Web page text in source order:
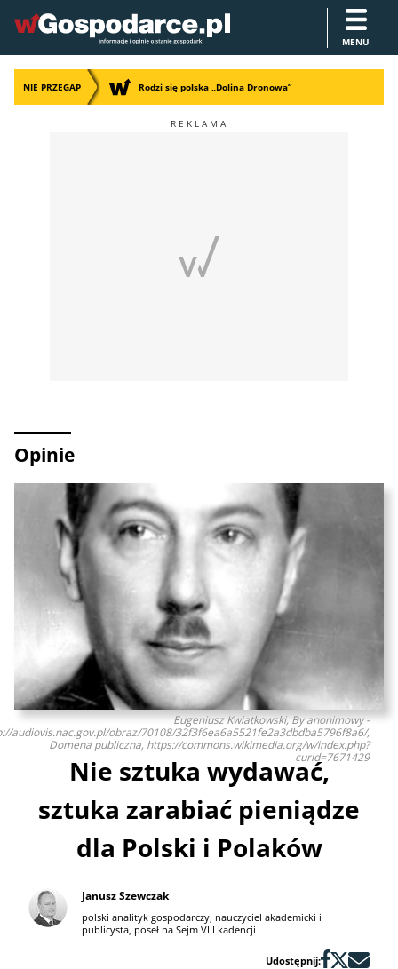
MENU
NIE PRZEGAP Rodzi się polska „Dolina Dronowa”
Opinie
Eugeniusz Kwiatkowski, By anonimowy -
audiovis.nac.gov.pl/obraz/70108/32f3f6ea6a5521fe2a3dbdba5796f8a6/,
Domena publiczna, https://commons.wikimedia.org/w/index.php?
curid=7671429
Nie sztuka wydawać,
sztuka zarabiać pieniądze
dla Polski i Polaków
Janusz Szewczak
polski analityk gospodarczy, nauczyciel akademicki i
publicysta, poseł na Sejm VIII kadencji
Udostępnij: